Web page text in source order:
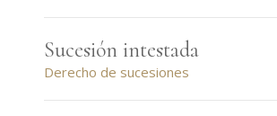
Sucesión intestada
Derecho de sucesiones